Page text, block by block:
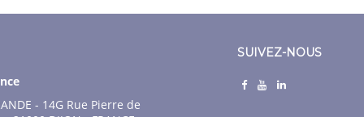
- 14G Rue Pierre de
SUIVEZ-NOUS